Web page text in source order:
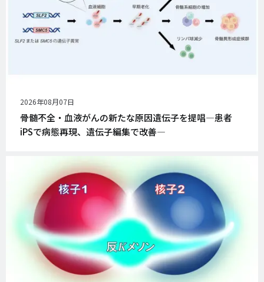
公
開
日
2026年08月07日
骨髄不全・血液がんの新たな原因遺伝子を提唱―患者
iPSで病態再現、遺伝子編集で改善―